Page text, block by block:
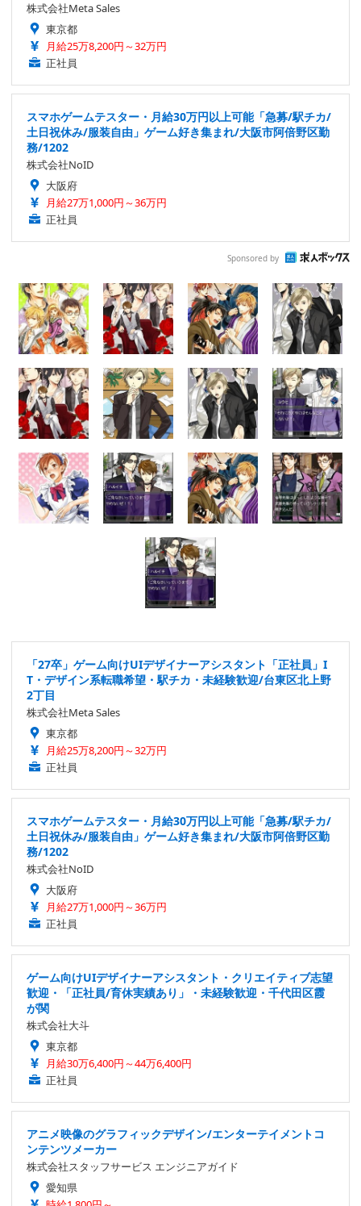
株式会社Meta Sales
東京都
月給25万8,200円～32万円
正社員
スマホゲームテスター・月給30万円以上可能「急募/駅チカ/
土日祝休み/服装自由」ゲーム好き集まれ/大阪市阿倍野区勤
務/1202
株式会社NoID
大阪府
月給27万1,000円～36万円
正社員
Sponsored by
「27卒」ゲーム向けUIデザイナーアシスタント「正社員」I
T・デザイン系転職希望・駅チカ・未経験歓迎/台東区北上野
2丁目
株式会社Meta Sales
東京都
月給25万8,200円～32万円
正社員
スマホゲームテスター・月給30万円以上可能「急募/駅チカ/
土日祝休み/服装自由」ゲーム好き集まれ/大阪市阿倍野区勤
務/1202
株式会社NoID
大阪府
月給27万1,000円～36万円
正社員
ゲーム向けUIデザイナーアシスタント・クリエイティブ志望
歓迎・「正社員/育休実績あり」・未経験歓迎・千代田区霞
が関
株式会社大斗
東京都
月給30万6,400円～44万6,400円
正社員
アニメ映像のグラフィックデザイン/エンターテイメントコ
ンテンツメーカー
株式会社スタッフサービス エンジニアガイド
愛知県